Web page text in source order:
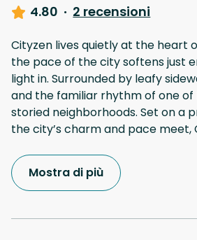
4.80 · 2 recensioni
Cityzen lives quietly at the heart
the pace of the city softens just
light in. Surrounded by leafy
and the familiar rhythm of one of
storied neighborhoods. Set on a
the city’s charm and pace meet,
Mostra di più